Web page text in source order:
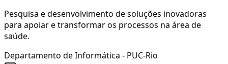
Pesquisa e desenvolvimento de soluções inovadoras
para apoiar e transformar os processos na área de
saúde.
Departamento de Informática - PUC-Rio